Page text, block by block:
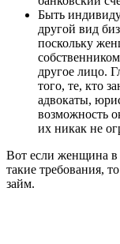
Быть
другой вид
поскольку
другое лицо.
того, те, кто
адвокаты,
возможность
их никак не
Вот если женщина в
такие требования,
займ.